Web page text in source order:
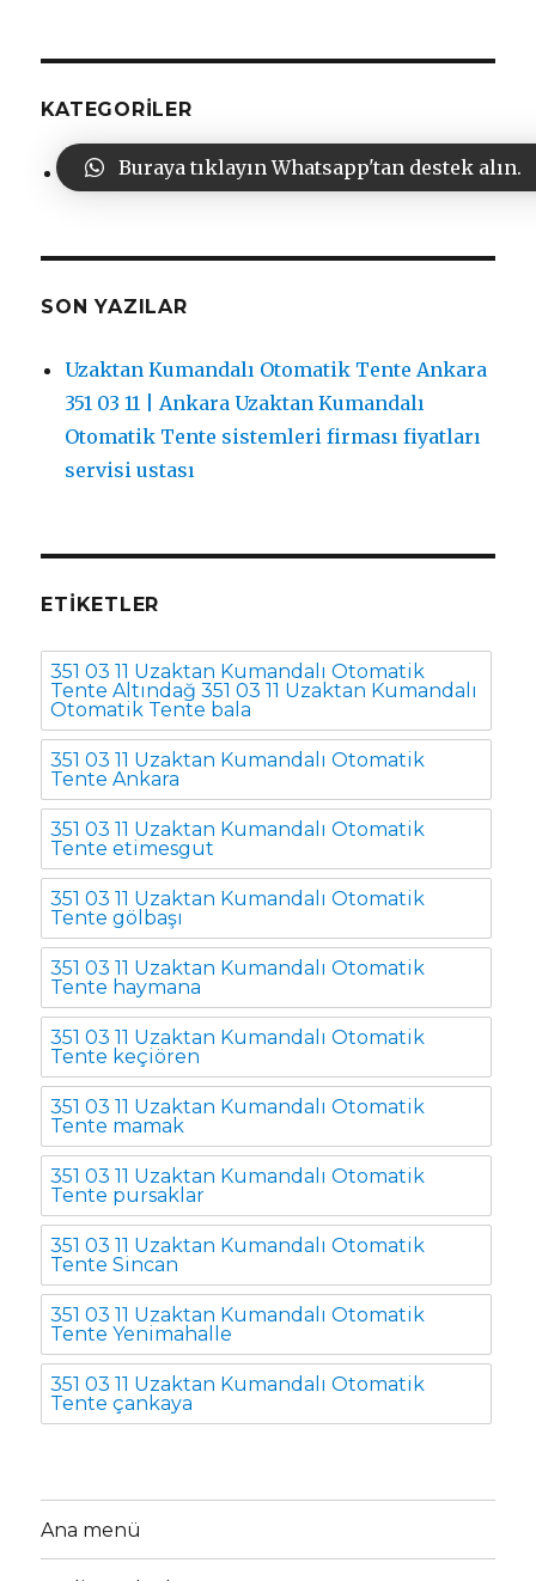
KATEGORILER
Genel
SON YAZILAR
Uzaktan Kumandalı Otomatik Tente Ankara
351 03 11 | Ankara Uzaktan Kumandalı
Otomatik Tente sistemleri firması fiyatları
servisi ustası
ETIKETLER
351 03 11 Uzaktan Kumandalı Otomatik
Tente Altındağ 351 03 11 Uzaktan Kumandalı
Otomatik Tente bala
351 03 11 Uzaktan Kumandalı Otomatik
Tente Ankara
351 03 11 Uzaktan Kumandalı Otomatik
Tente etimesgut
351 03 11 Uzaktan Kumandalı Otomatik
Tente gölbaşı
351 03 11 Uzaktan Kumandalı Otomatik
Tente haymana
351 03 11 Uzaktan Kumandalı Otomatik
Tente keçiören
351 03 11 Uzaktan Kumandalı Otomatik
Tente mamak
351 03 11 Uzaktan Kumandalı Otomatik
Tente pursaklar
351 03 11 Uzaktan Kumandalı Otomatik
Tente Sincan
351 03 11 Uzaktan Kumandalı Otomatik
Tente Yenimahalle
351 03 11 Uzaktan Kumandalı Otomatik
Tente çankaya
Ana menü
Buraya tıklayın Whatsapp'tan destek alın.